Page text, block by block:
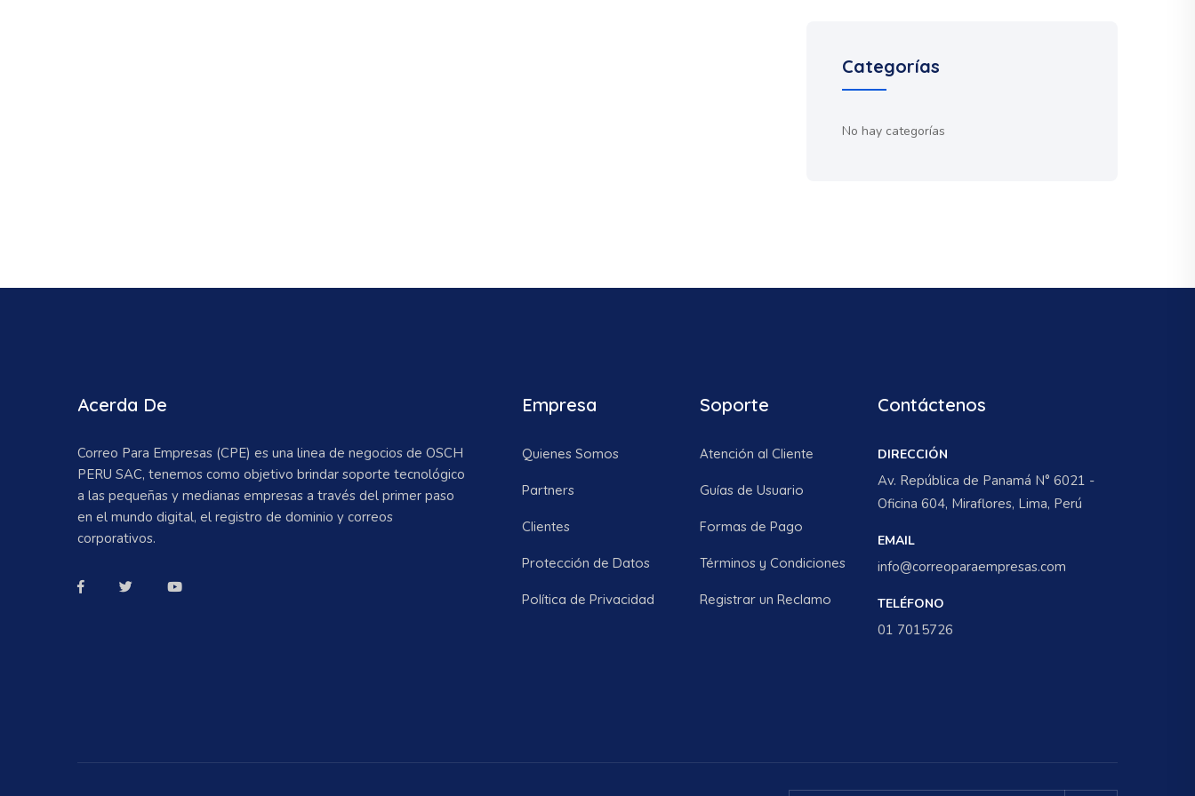
Categorías
No hay categorías
Acerda De
Correo Para Empresas (CPE) es una linea de negocios de OSCH
PERU SAC, tenemos como objetivo brindar soporte tecnológico
a las pequeñas y medianas empresas a través del primer paso
en el mundo digital, el registro de dominio y correos
corporativos.
Empresa
Quienes Somos
Partners
Clientes
Protección de Datos
Política de Privacidad
Soporte
Atención al Cliente
Guías de Usuario
Formas de Pago
Términos y Condiciones
Registrar un Reclamo
Contáctenos
DIRECCIÓN
Av. República de Panamá N° 6021 -
Oficina 604, Miraflores, Lima, Perú
EMAIL
info@correoparaempresas.com
TELÉFONO
01 7015726